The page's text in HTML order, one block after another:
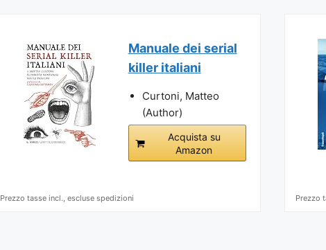
Manuale dei serial
killer italiani
Curtoni, Matteo
(Author)
Acquista su
Amazon
Prezzo tasse incl., escluse spedizioni Prezzo